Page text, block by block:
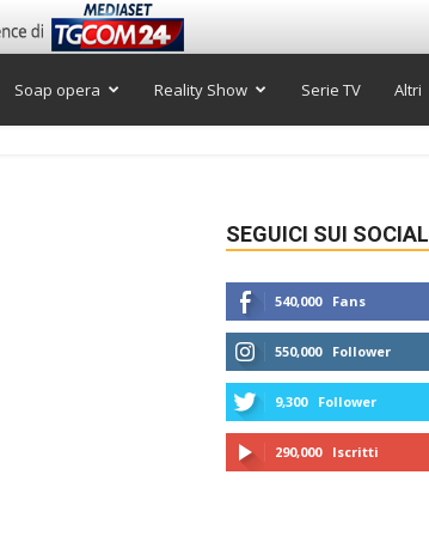
Soap opera Reality Show Serie TV Altri
SEGUICI SUI SOCIAL
540,000 Fans
550,000 Follower
9,300 Follower
290,000 Iscritti